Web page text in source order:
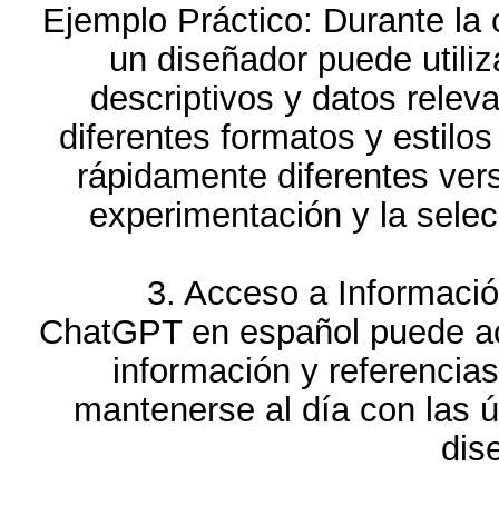
Ejemplo Práctico: Durante
un diseñador puede
descriptivos y datos
diferentes formatos y
rápidamente diferentes
experimentación y la
3. Acceso a
ChatGPT en español puede
información y
mantenerse al día con las